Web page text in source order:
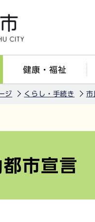
健康・福祉
ジ くらし・手続き 市
市宣言